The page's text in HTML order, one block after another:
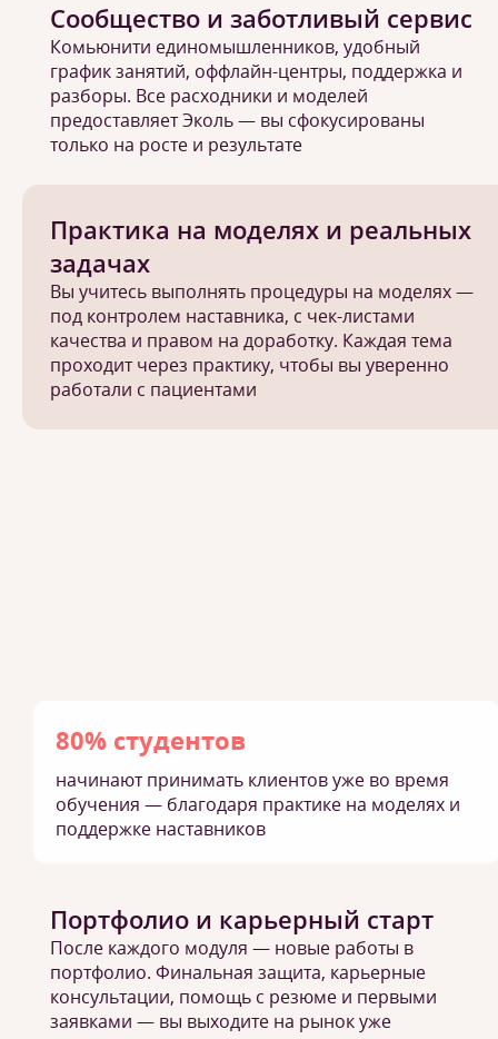
Практика на моделях и реальных
задачах
Вы учитесь выполнять процедуры на моделях —
под контролем наставника, с чек-листами
качества и правом на доработку. Каждая тема
проходит через практику, чтобы вы уверенно
работали с пациентами
80% студентов
начинают принимать клиентов уже во время
обучения — благодаря практике на моделях и
поддержке наставников
Портфолио и карьерный старт
После каждого модуля — новые работы в
портфолио. Финальная защита, карьерные
консультации, помощь с резюме и первыми
заявками — вы выходите на рынок уже
Сообщество и заботливый сервис
Комьюнити единомышленников, удобный
график занятий, оффлайн-центры, поддержка и
разборы. Все расходники и моделей
предоставляет Эколь — вы сфокусированы
только на росте и результате